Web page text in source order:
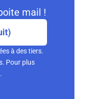
mail !
à des tiers.
Pour plus
.